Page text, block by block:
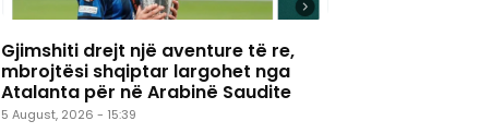
Gjimshiti drejt një aventure të re,
mbrojtësi shqiptar largohet nga
Atalanta për në Arabinë Saudite
5 August, 2026 - 15:39